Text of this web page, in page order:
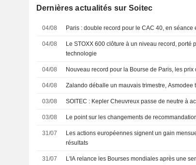
Dernières actualités sur Soitec
04/08 Paris : double record pour le CAC 40, en séance
04/08
Le STOXX 600 clôture à un niveau record, porté
technologie
04/08 Nouveau record pour la Bourse de Paris, les
04/08 Zalando déballe un mauvais trimestre, Asmodee
03/08 SOITEC : Kepler Cheuvreux passe de neutre à
03/08 Le point sur les changements de
31/07
Les actions européennes signent un gain
résultats
31/07 L'IA relance les Bourses mondiales après une